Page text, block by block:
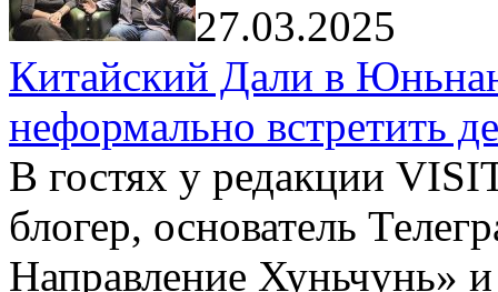
27.03.2025
Китайский Дали в
неформально встретить
В гостях у редакции
блогер, основатель
Направление Хуньчунь»